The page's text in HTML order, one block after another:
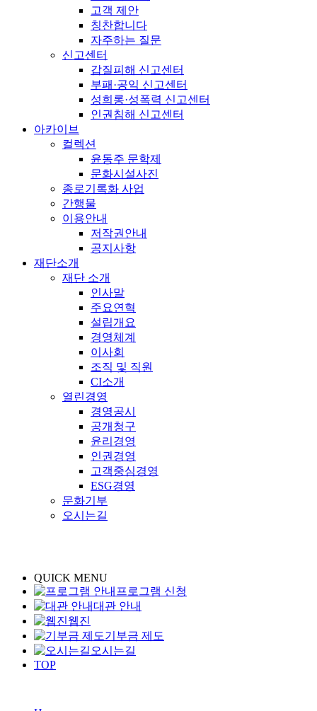
고객 제안
칭찬합니다
자주하는 질문
신고센터
갑질피해 신고센터
부패·공익 신고센터
성희롱·성폭력 신고센터
인권침해 신고센터
아카이브
컬렉션
윤동주 문학제
문화시설사진
종로기록화 사업
간행물
이용안내
저작권안내
공지사항
재단소개
재단 소개
인사말
주요연혁
설립개요
경영체계
이사회
조직 및 직원
CI소개
열린경영
경영공시
공개청구
윤리경영
인권경영
고객중심경영
ESG경영
문화기부
오시는길
QUICK MENU
프로그램 신청
대관 안내
웹진
기부금 제도
오시는길
TOP